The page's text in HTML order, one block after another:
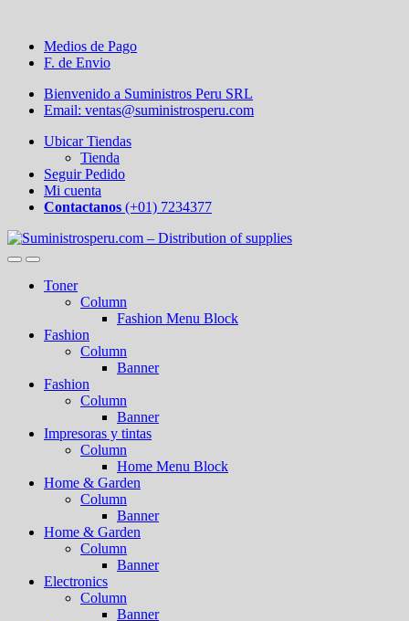
Medios de Pago
F. de Envio
Bienvenido a Suministros Peru SRL
Email: ventas@suministrosperu.com
Ubicar Tiendas
Tienda
Seguir Pedido
Mi cuenta
Contactanos (+01) 7234377
Toner
Column
Fashion Menu Block
Fashion
Column
Banner
Fashion
Column
Banner
Impresoras y tintas
Column
Home Menu Block
Home & Garden
Column
Banner
Home & Garden
Column
Banner
Electronics
Column
Banner